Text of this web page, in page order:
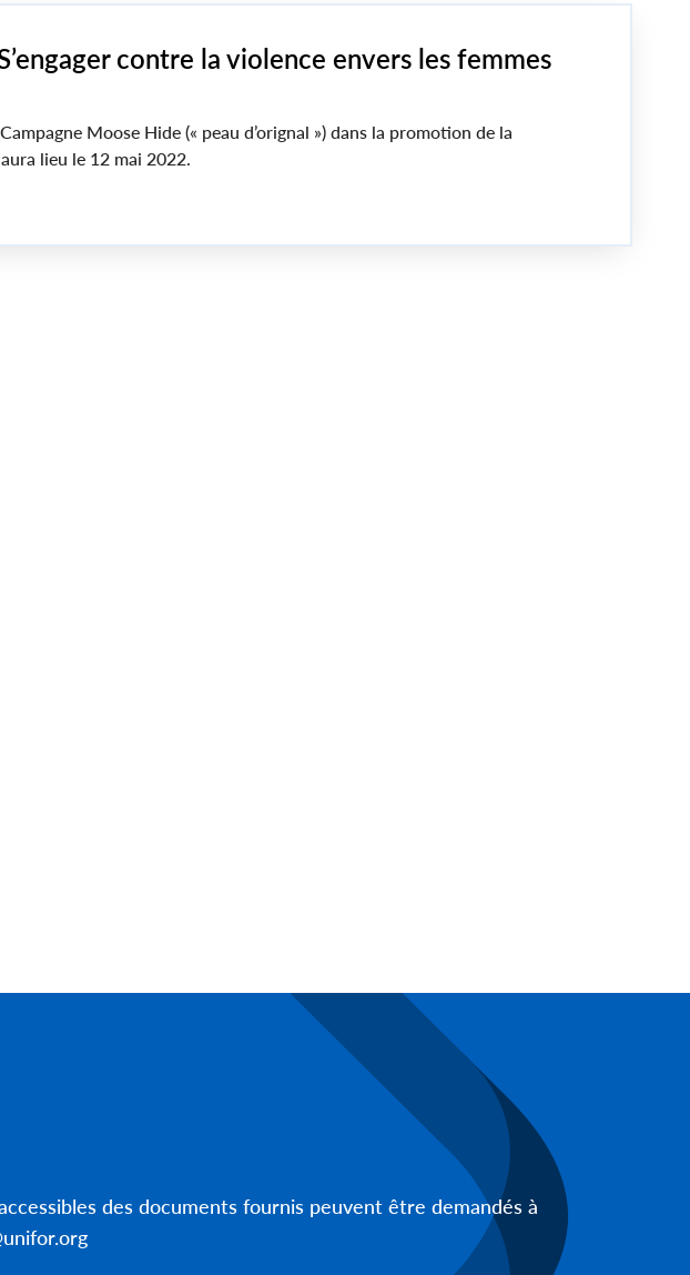
contre la violence envers les femmes
Moose Hide (« peau d’orignal ») dans la promotion de la
lieu le 12 mai 2022.
des documents fournis peuvent être demandés à